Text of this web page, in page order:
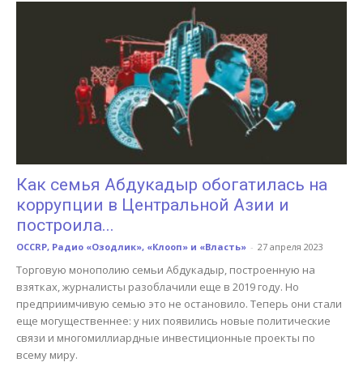
Как семья Абдукадыр обогатилась на
коррупции в Центральной Азии и
построила...
OCCRP, Радио «Озодлик», «Клооп» и «Власть» - 27 апреля 2023
Торговую монополию семьи Абдукадыр, построенную на
взятках, журналисты разоблачили еще в 2019 году. Но
предприимчивую семью это не остановило. Теперь они стали
еще могущественнее: у них появились новые политические
связи и многомиллиардные инвестиционные проекты по
всему миру.